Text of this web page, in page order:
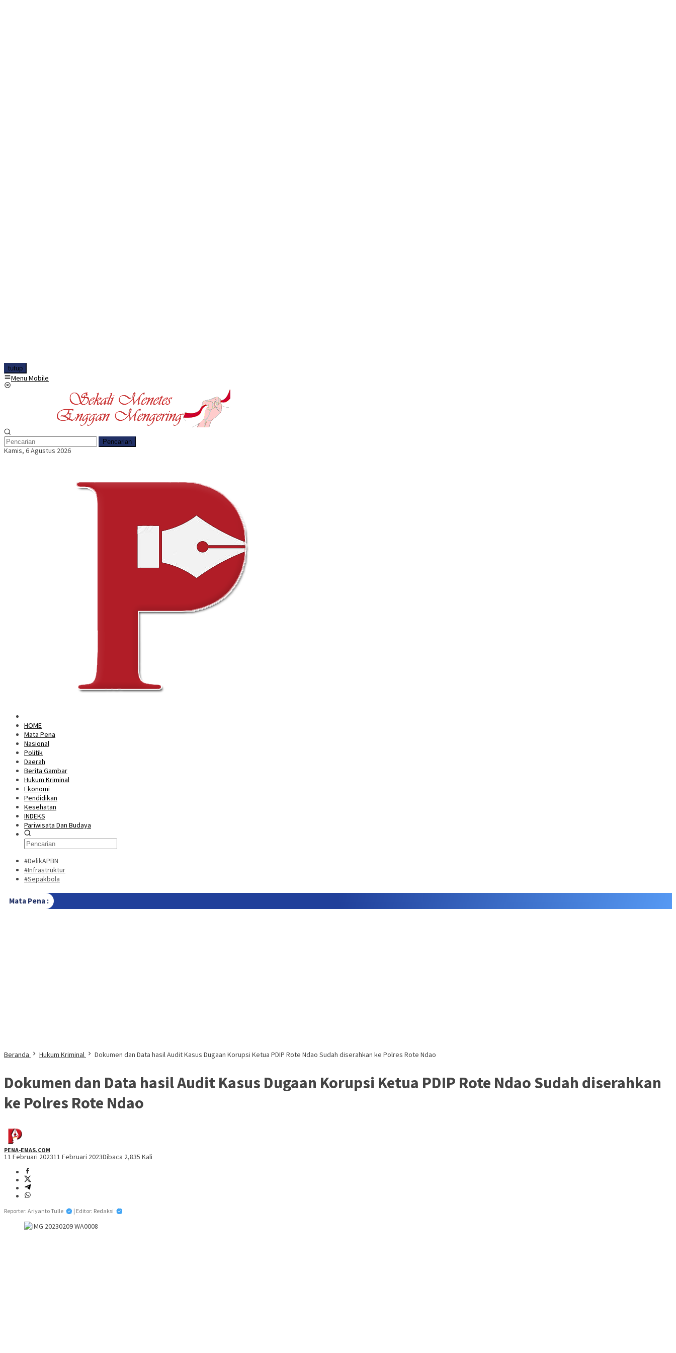
tutup
Menu Mobile
Pencarian
Kamis, 6 Agustus 2026
HOME
Mata Pena
Nasional
Politik
Daerah
Berita Gambar
Hukum Kriminal
Ekonomi
Pendidikan
Kesehatan
INDEKS
Pariwisata Dan Budaya
#DelikAPBN
#Infrastruktur
#Sepakbola
Mata Pena :
Beranda Hukum Kriminal Dokumen dan Data hasil Audit Kasus Dugaan Korupsi Ketua PDIP Rote Ndao Sudah diserahkan ke Polres Rote Ndao
Dokumen dan Data hasil Audit Kasus Dugaan Korupsi Ketua PDIP Rote Ndao Sudah diserahkan
ke Polres Rote Ndao
PENA-EMAS.COM
11 Februari 202311 Februari 2023Dibaca 2,835 Kali
Reporter: Ariyanto Tulle | Editor: Redaksi